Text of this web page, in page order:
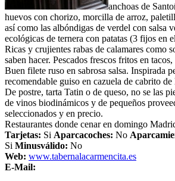
anchoas de
huevos con chorizo, morcilla de arroz,
así como las albóndigas de verdel con salsa
ecológicas de ternera con patatas (3 fijos en
Ricas y crujientes rabas de calamares como
saben hacer. Pescados frescos fritos en
Buen filete ruso en sabrosa salsa. Inspirada
recomendable guiso en cazuela de cabrito
De postre, tarta Tatin o de queso, no se las
de vinos biodinámicos y de pequeños
seleccionados y en precio.
Restaurantes donde cenar en domingo
Tarjetas: Si Aparcacoches: No
Si Minusválido: No
Web: www.tabernalacarmencita.es
E-Mail: